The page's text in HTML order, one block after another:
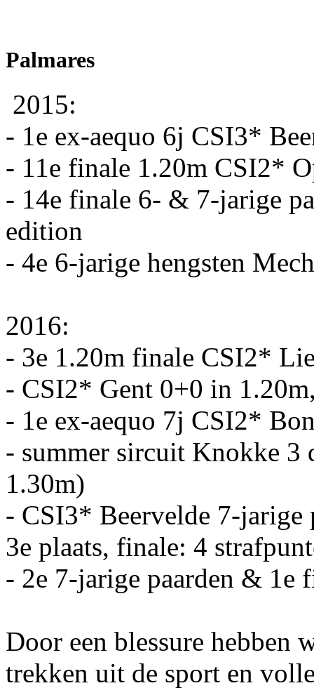
Palmares
2015:
- 1e ex-aequo 6j CSI3*
- 11e finale 1.20m CSI2*
- 14e finale 6- & 7-jarige
edition
- 4e 6-jarige hengsten
2016:
- 3e 1.20m finale CSI2*
- CSI2* Gent 0+0 in
- 1e ex-aequo 7j CSI2*
- summer sircuit Knokke 3
1.30m)
- CSI3* Beervelde 7-jarige
3e plaats, finale: 4
- 2e 7-jarige paarden & 1e
Door een blessure hebben
trekken uit de sport en